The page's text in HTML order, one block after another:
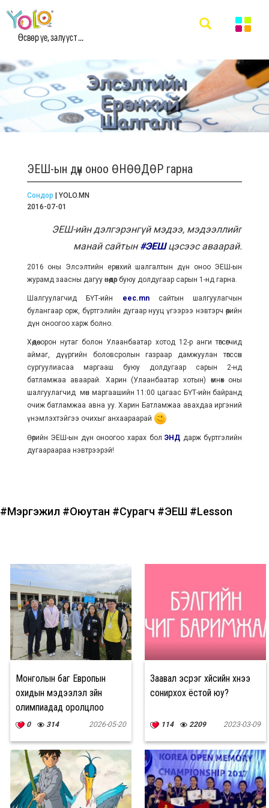
Өсвөр үе, залууст ...
ЭЕШ-ын дүн оноо ӨНӨӨДӨР гарна
Сондор | YOLO.MN
2016-07-01
ЭЕШ-ийн дэлгэрэнгүй мэдээ, мэдээллийг
манай сайтын #ЭЕШцэсээс аваарай.
2016 оны Элсэлтийн ерөнхий шалгалтын дүн оноо ЭЕШ-ын
журамд заасны дагуу өнөөдөр буюу долдугаар сарын 1-нд гарна.
Шалгуулагчид БҮТ-ийн eec.mnсайтын шалгуулагчын
булангаар орж, бүртгэлийн дугаар нууц үгээрээ нэвтэрч өөрийн
дүн оноогоо харж болно.
Хөдөө орон нутаг болон Улаанбаатар хотод 12-р анги төгсөгчид
аймаг, дүүргийн боловсролын газраар дамжуулан төгссөн
сургуулиасаа маргааш буюу долдугаар сарын 2-нд
батламжаа аваарай. Харин (Улаанбаатар хотын) өмнөх оны
шалгуулагчид мөн маргаашийн 11:00 цагаас БҮТ-ийн байранд
очиж батламжаа авна уу. Харин Батламжаа авахдаа иргэний
үнэмлэхтэйгээ очихыг анхаараарай
Өөрийн ЭЕШ-ын дүн оноогоо харах болЭНД дарж бүртгэлийн
дугаараараа нэвтрээрэй!
#Мэргэжил #Оюутан #Сурагч #ЭЕШ #Lesson
Монголын баг Европын
охидын мэдээлэл зүйн
олимпиадад оролцлоо
0 314 2026-05-20
Заавал эсрэг хүйсийн хүнээ
сонирхох ёстой юу?
114 2209 2023-03-09